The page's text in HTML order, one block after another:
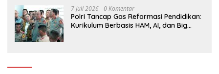
7 Juli 2026 0 Komentar
Polri Tancap Gas Reformasi Pendidikan:
Kurikulum Berbasis HAM, AI, dan Big